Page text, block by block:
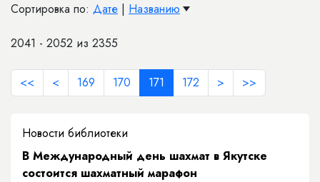
Сортировка по: Дате | Названию
2041 - 2052 из 2355
<< < 169 170 171 172 > >>
Новости библиотеки
В Международный день шахмат в Якутске
состоится шахматный марафон